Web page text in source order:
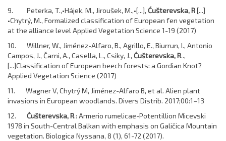
9. Peterka, T.,•Hájek, M., Jiroušek, M.,•[...], Ćušterevska, R[...]
•Chytrý, M., Formalized classification of European fen vegetation
at the alliance level Applied Vegetation Science 1-19 (2017)
10. Willner, W., Jiménez-Alfaro, B., Agrillo, E., Biurrun, I., Antonio
Campos, J., Čarni, A., Casella, L., Csiky, J., Ćušterevska, R..,
[...]Classification of European beech forests: a Gordian Knot?
Applied Vegetation Science (2017)
11. Wagner V, Chytrý M, Jiménez-Alfaro B, et al. Alien plant
invasions in European woodlands. Divers Distrib. 2017;00:1–13
12. Ćušterevska, R.: Armerio rumelicae-Potentillion Micevski
1978 in South-Central Balkan with emphasis on Galičica Mountain
vegetation. Biologica Nyssana, 8 (1), 61-72 (2017).